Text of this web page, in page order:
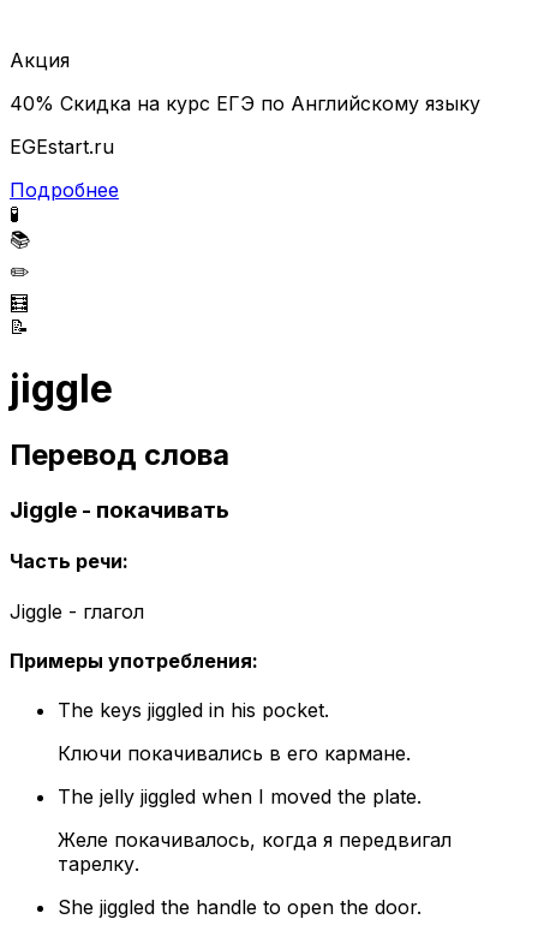
Акция
40% Скидка на курс ЕГЭ по Английскому языку
EGEstart.ru
Подробнее
🧪
📚
✏️
🧮
📝
jiggle
Перевод слова
Jiggle - покачивать
Часть речи:
Jiggle - глагол
Примеры употребления:
The keys jiggled in his pocket.
Ключи покачивались в его кармане.
The jelly jiggled when I moved the plate.
Желе покачивалось, когда я передвигал
тарелку.
She jiggled the handle to open the door.